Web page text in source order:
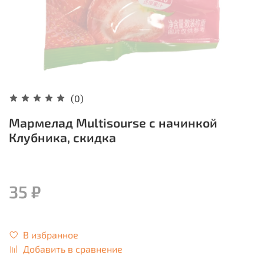
(0)
Мармелад Multisourse c начинкой
Клубника, скидка
35 ₽
В избранное
Добавить в сравнение